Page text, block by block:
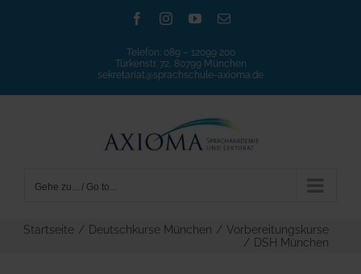
FacebookInstagramYouTube
E-
Telefon: 089 – 12099 200
Türkenstr. 72, 80799 München
sekretariat@sprachschule-axioma.de
Gehe zu... / Go to...
Startseite / Deutschkurse München / Vorbereitungskurse
/ DSH München